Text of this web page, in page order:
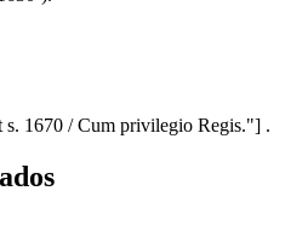
s. 1670 / Cum privilegio Regis."] .